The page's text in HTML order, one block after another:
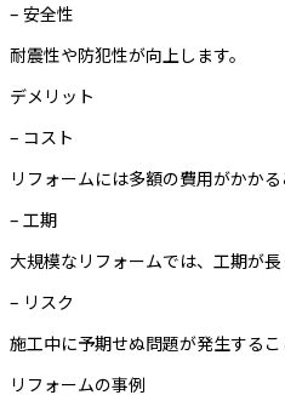
– 安全性
耐震性や防犯性が向上します。
デメリット
– コスト
リフォームには多額の費用がかかる
– 工期
大規模なリフォームでは、工期が長
– リスク
施工中に予期せぬ問題が発生するこ
リフォームの事例